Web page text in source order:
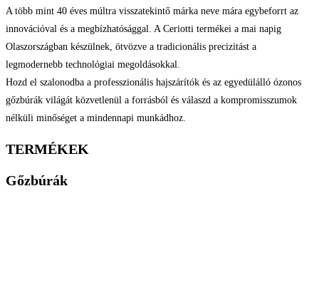
A több mint 40 éves múltra visszatekintő márka neve mára egybeforrt az
innovációval és a megbízhatósággal. A Ceriotti termékei a mai napig
Olaszországban készülnek, ötvözve a tradicionális precizitást a
legmodernebb technológiai megoldásokkal.
Hozd el szalonodba a professzionális hajszárítók és az egyedülálló ózonos
gőzbúrák világát közvetlenül a forrásból és válaszd a kompromisszumok
nélküli minőséget a mindennapi munkádhoz.
TERMÉKEK
Gőzbúrák